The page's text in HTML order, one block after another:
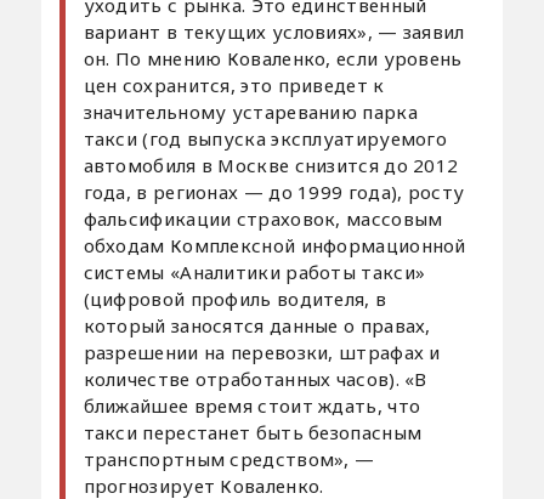
вариант в текущих условиях», — заявил
он. По мнению Коваленко, если уровень
цен сохранится, это приведет к
значительному устареванию парка
такси (год выпуска эксплуатируемого
автомобиля в Москве снизится до 2012
года, в регионах — до 1999 года), росту
фальсификации страховок, массовым
обходам Комплексной информационной
системы «Аналитики работы такси»
(цифровой профиль водителя, в
который заносятся данные о правах,
разрешении на перевозки, штрафах и
количестве отработанных часов). «В
ближайшее время стоит ждать, что
такси перестанет быть безопасным
транспортным средством», —
прогнозирует Коваленко.